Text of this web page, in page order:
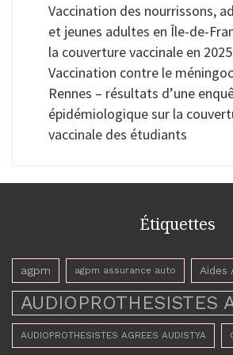
Vaccination des nourrissons,
et jeunes adultes en Île-de-
la couverture vaccinale en
Vaccination contre le
Rennes – résultats d’une
épidémiologique sur la
vaccinale des étudiants
Étiquettes
agpm agpm assurance auto Aides
AUDIOPROTHESISTES
AUDIOPROTHESISTES AGREES AUDISTYA